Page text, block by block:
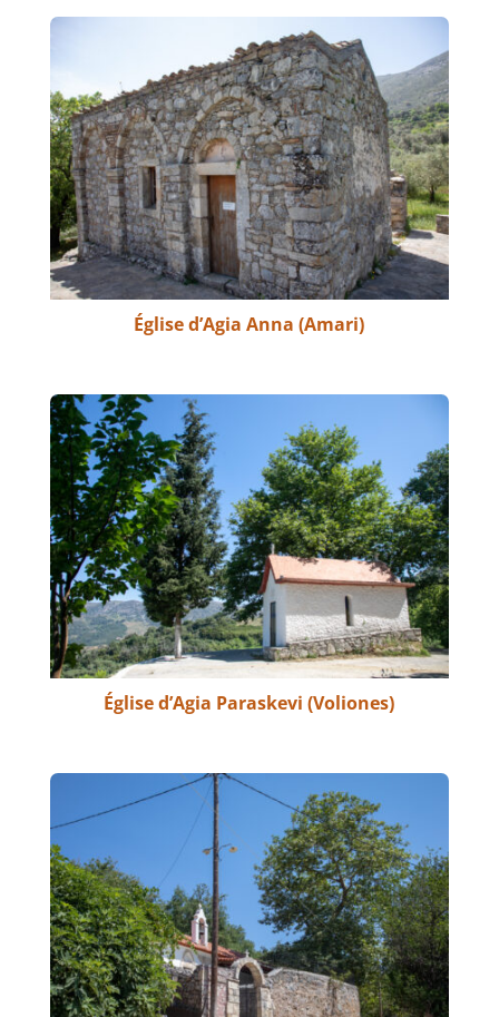
Église d’Agia Anna (Amari)
Église d’Agia Paraskevi (Voliones)